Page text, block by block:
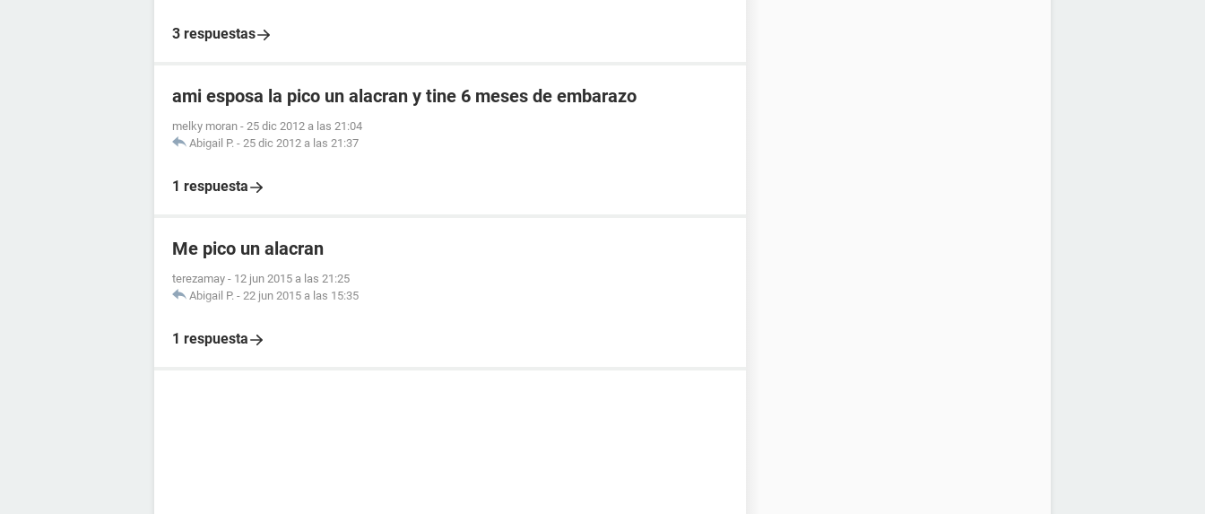
3 respuestas
ami esposa la pico un alacran y tine 6 meses de embarazo
melky moran - 25 dic 2012 a las 21:04
Abigail P. - 25 dic 2012 a las 21:37
1 respuesta
Me pico un alacran
terezamay - 12 jun 2015 a las 21:25
Abigail P. - 22 jun 2015 a las 15:35
1 respuesta